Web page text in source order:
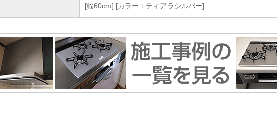
[幅60cm] [カラー：ティアラシルバー]